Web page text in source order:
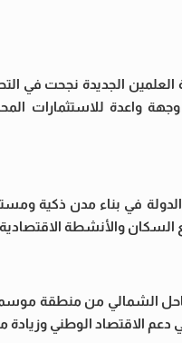
العلمين الجديدة نجحت في
واعدة للاستثمارات
في بناء مدن ذكية
والأنشطة الاقتصادية
الشمالي من منطقة
الاقتصاد الوطني وزيادة